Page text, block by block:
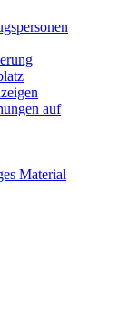
auf
Material